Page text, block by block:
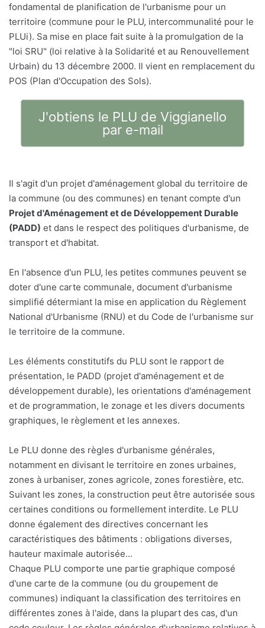
fondamental de planification de l'urbanisme pour un
territoire (commune pour le PLU, intercommunalité pour le
PLUi). Sa mise en place fait suite à la promulgation de la
"loi SRU" (loi relative à la Solidarité et au Renouvellement
Urbain) du 13 décembre 2000. Il vient en remplacement du
POS (Plan d'Occupation des Sols).
J'obtiens le PLU de Viggianello
par e-mail
Il s'agit d'un projet d'aménagement global du territoire de
la commune (ou des communes) en tenant compte d'un
Projet d'Aménagement et de Développement Durable
(PADD) et dans le respect des politiques d'urbanisme, de
transport et d'habitat.
En l'absence d'un PLU, les petites communes peuvent se
doter d'une carte communale, document d'urbanisme
simplifié détermiant la mise en application du Règlement
National d'Urbanisme (RNU) et du Code de l'urbanisme sur
le territoire de la commune.
Les éléments constitutifs du PLU sont le rapport de
présentation, le PADD (projet d'aménagement et de
développement durable), les orientations d'aménagement
et de programmation, le zonage et les divers documents
graphiques, le règlement et les annexes.
Le PLU donne des règles d'urbanisme générales,
notamment en divisant le territoire en zones urbaines,
zones à urbaniser, zones agricole, zones forestière, etc.
Suivant les zones, la construction peut être autorisée sous
certaines conditions ou formellement interdite. Le PLU
donne également des directives concernant les
caractéristiques des bâtiments : obligations diverses,
hauteur maximale autorisée...
Chaque PLU comporte une partie graphique composé
d'une carte de la commune (ou du groupement de
communes) indiquant la classification des territoires en
différentes zones à l'aide, dans la plupart des cas, d'un